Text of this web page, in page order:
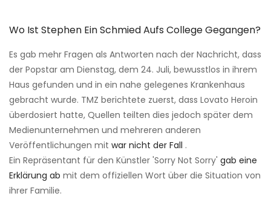
Wo Ist Stephen Ein Schmied Aufs College Gegangen?
Es gab mehr Fragen als Antworten nach der Nachricht, dass
der Popstar am Dienstag, dem 24. Juli, bewusstlos in ihrem
Haus gefunden und in ein nahe gelegenes Krankenhaus
gebracht wurde. TMZ berichtete zuerst, dass Lovato Heroin
überdosiert hatte, Quellen teilten dies jedoch später dem
Medienunternehmen und mehreren anderen
Veröffentlichungen mit war nicht der Fall .
Ein Repräsentant für den Künstler 'Sorry Not Sorry' gab eine
Erklärung ab mit dem offiziellen Wort über die Situation von
ihrer Familie.